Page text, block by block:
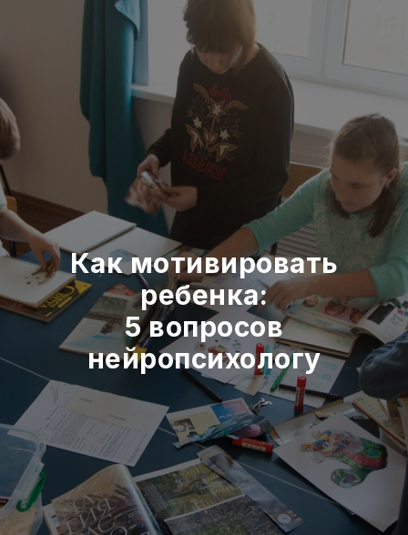
Как мотивировать
ребенка:
5 вопросов
нейропсихологу